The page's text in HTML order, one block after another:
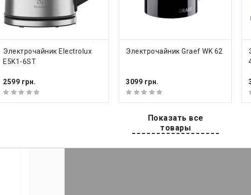
КУПИТЬ
Электрочайник Electrolux
E5K1-6ST
2599 грн.
КУПИТЬ
Электрочайник Graef WK 62
3099 грн.
Показать все
товары
Функциональность модели также включает возможность
получаса. В сердце электрочайника установлен
модели можно вскипятить 1.7 л воды (максимальная отметка
ручки). В чайнике предусмотрено автоотключение при
его резервуаре содержимого. Подставка, на которую
устанавливать чайник в любой позиции.
Видеообзоры наЭлектрочайник